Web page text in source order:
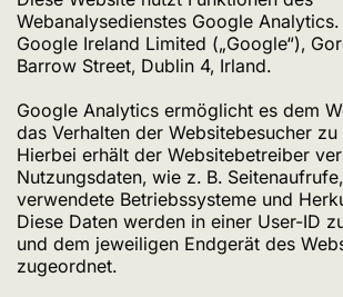
Webanalysedienstes Google
Google Ireland Limited („Google“),
Barrow Street, Dublin 4, Irland.
Google Analytics ermöglicht es dem
das Verhalten der Websitebesucher zu
Hierbei erhält der Websitebetreiber
Nutzungsdaten, wie z. B.
verwendete Betriebssysteme und
Diese Daten werden in einer User-ID
und dem jeweiligen Endgerät des
zugeordnet.